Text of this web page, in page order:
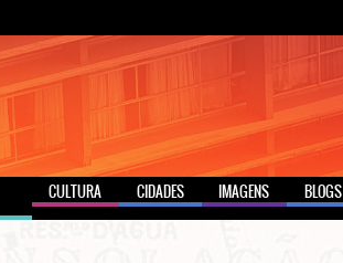
CULTURA CIDADES IMAGENS BLOGS